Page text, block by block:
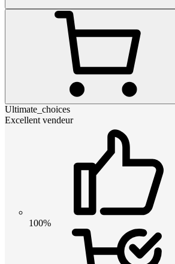
Ultimate_choices
Excellent vendeur
100%